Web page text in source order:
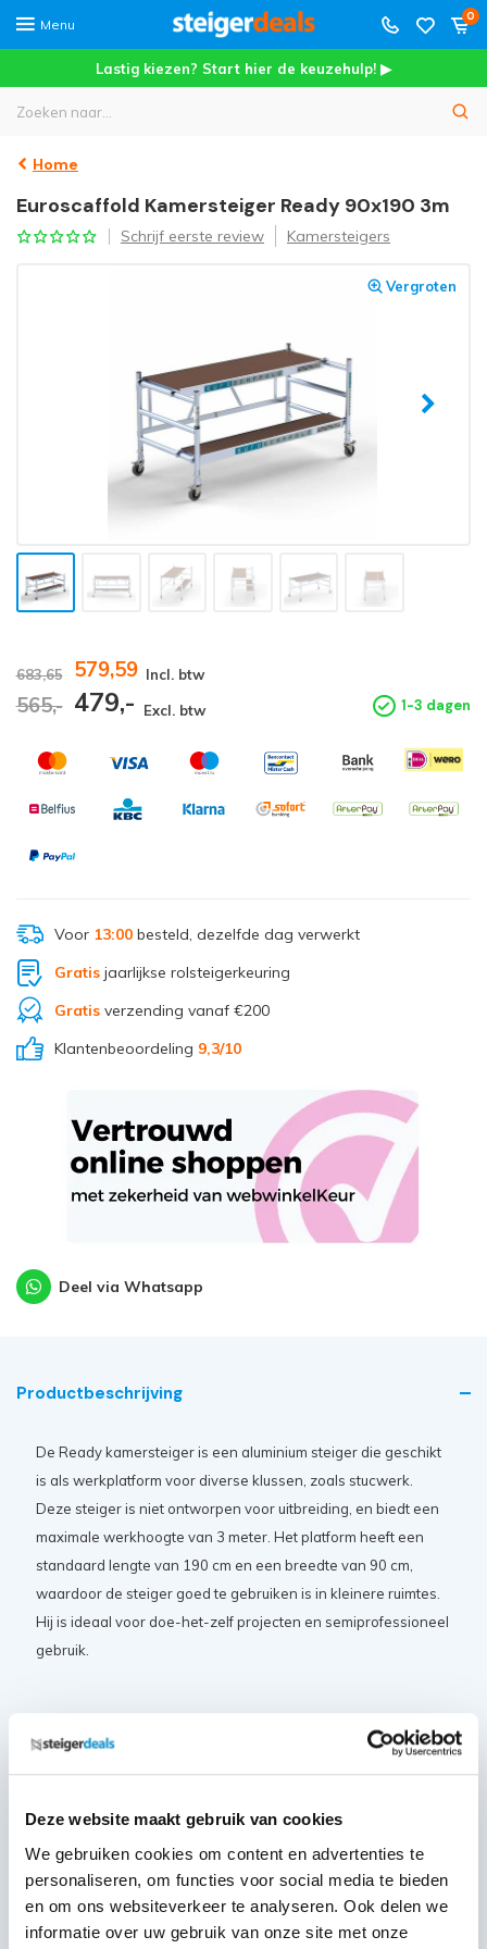
Deze website maakt gebruik van cookies
We gebruiken cookies om content en advertenties te
personaliseren, om functies voor social media te bieden
en om ons websiteverkeer te analyseren. Ook delen we
informatie over uw gebruik van onze site met onze
Menu
0
Lastig kiezen? Start hier de keuzehulp! ▶
Home
Euroscaffold Kamersteiger Ready 90x190 3m
Schrijf eerste review Kamersteigers
Vergroten
683,65 579,59 Incl. btw
565,- 479,- Excl. btw 1-3 dagen
Voor 13:00besteld, dezelfde dag verwerkt
Gratisjaarlijkse rolsteigerkeuring
Gratisverzending vanaf €200
Klantenbeoordeling 9,3/10
Deel via Whatsapp
Productbeschrijving
De Ready kamersteiger is een aluminium steiger die geschikt
is als werkplatform voor diverse klussen, zoals stucwerk.
Deze steiger is niet ontworpen voor uitbreiding, en biedt een
maximale werkhoogte van 3 meter. Het platform heeft een
standaard lengte van 190 cm en een breedte van 90 cm,
waardoor de steiger goed te gebruiken is in kleinere ruimtes.
Hij is ideaal voor doe-het-zelf projecten en semiprofessioneel
gebruik.
De Euroscaffold EVO kamersteiger voldoet aan de volgende
Nederlandse warenwet
TÜV-certificaat
EN 1004